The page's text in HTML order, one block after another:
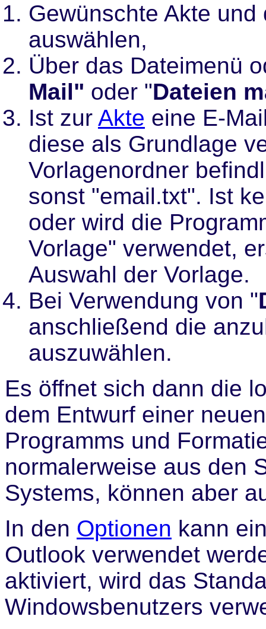
Gewünschte Akte
auswählen,
Über das Dateimenü
Mail" oder "Dateien
Ist zur Akte eine E-
diese als Grundlage
Vorlagenordner
sonst "email.txt". Ist
oder wird die
Vorlage" verwendet,
Auswahl der Vorlage.
Bei Verwendung von "
anschließend die
auszuwählen.
Es öffnet sich dann die
dem Entwurf einer
Programms und
normalerweise aus den
Systems, können aber
In den Optionen kann
Outlook verwendet
aktiviert, wird das
Windowsbenutzers